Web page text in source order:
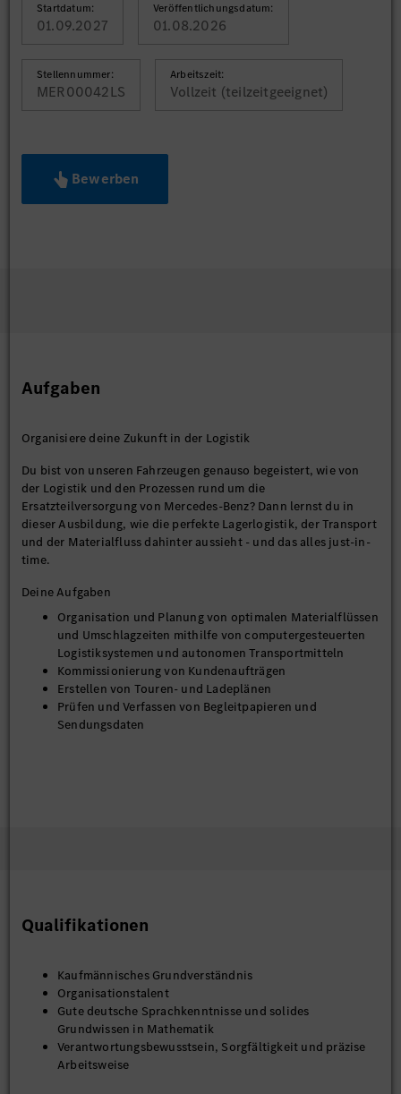
Startdatum:
01.09.2027
Veröffentlichungsdatum:
01.08.2026
Stellennummer:
MER00042LS
Arbeitszeit:
Vollzeit (teilzeitgeeignet)
Bewerben
Aufgaben
Organisiere deine Zukunft in der Logistik
Du bist von unseren Fahrzeugen genauso begeistert, wie von
der Logistik und den Prozessen rund um die
Ersatzteilversorgung von Mercedes-Benz? Dann lernst du in
dieser Ausbildung, wie die perfekte Lagerlogistik, der Transport
und der Materialfluss dahinter aussieht - und das alles just-in-
time.
Deine Aufgaben
Organisation und Planung von optimalen Materialflüssen
und Umschlagzeiten mithilfe von computergesteuerten
Logistiksystemen und autonomen Transportmitteln
Kommissionierung von Kundenaufträgen
Erstellen von Touren- und Ladeplänen
Prüfen und Verfassen von Begleitpapieren und
Sendungsdaten
Qualifikationen
Kaufmännisches Grundverständnis
Organisationstalent
Gute deutsche Sprachkenntnisse und solides
Grundwissen in Mathematik
Verantwortungsbewusstsein, Sorgfältigkeit und präzise
Arbeitsweise